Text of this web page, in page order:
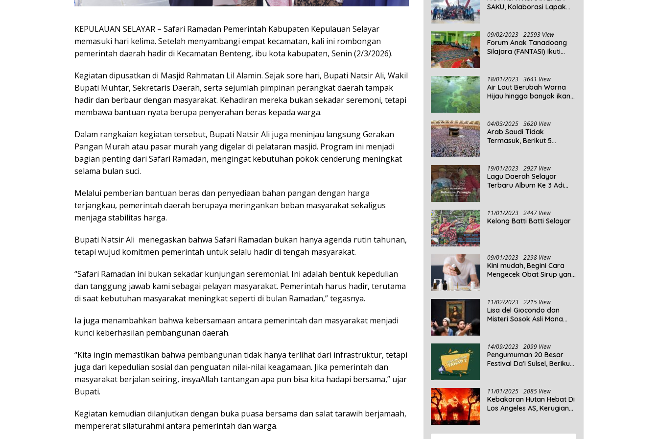
KEPULAUAN SELAYAR – Safari Ramadan Pemerintah Kabupaten Kepulauan Selayar
memasuki hari kelima. Setelah menyambangi empat kecamatan, kali ini rombongan
pemerintah daerah hadir di Kecamatan Benteng, ibu kota kabupaten, Senin (2/3/2026).
Kegiatan dipusatkan di Masjid Rahmatan Lil Alamin. Sejak sore hari, Bupati Natsir Ali, Wakil
Bupati Muhtar, Sekretaris Daerah, serta sejumlah pimpinan perangkat daerah tampak
hadir dan berbaur dengan masyarakat. Kehadiran mereka bukan sekadar seremoni, tetapi
membawa bantuan nyata berupa penyerahan beras kepada warga.
Dalam rangkaian kegiatan tersebut, Bupati Natsir Ali juga meninjau langsung Gerakan
Pangan Murah atau pasar murah yang digelar di pelataran masjid. Program ini menjadi
bagian penting dari Safari Ramadan, mengingat kebutuhan pokok cenderung meningkat
selama bulan suci.
Melalui pemberian bantuan beras dan penyediaan bahan pangan dengan harga
terjangkau, pemerintah daerah berupaya meringankan beban masyarakat sekaligus
menjaga stabilitas harga.
Bupati Natsir Ali menegaskan bahwa Safari Ramadan bukan hanya agenda rutin tahunan,
tetapi wujud komitmen pemerintah untuk selalu hadir di tengah masyarakat.
“Safari Ramadan ini bukan sekadar kunjungan seremonial. Ini adalah bentuk kepedulian
dan tanggung jawab kami sebagai pelayan masyarakat. Pemerintah harus hadir, terutama
di saat kebutuhan masyarakat meningkat seperti di bulan Ramadan,” tegasnya.
Ia juga menambahkan bahwa kebersamaan antara pemerintah dan masyarakat menjadi
kunci keberhasilan pembangunan daerah.
“Kita ingin memastikan bahwa pembangunan tidak hanya terlihat dari infrastruktur, tetapi
juga dari kepedulian sosial dan penguatan nilai-nilai keagamaan. Jika pemerintah dan
masyarakat berjalan seiring, insyaAllah tantangan apa pun bisa kita hadapi bersama,” ujar
Bupati.
Kegiatan kemudian dilanjutkan dengan buka puasa bersama dan salat tarawih berjamaah,
mempererat silaturahmi antara pemerintah dan warga.
SAKU, Kolaborasi Lapak
09/02/2023 22593 View
Forum Anak Tanadoang
Silajara (FANTASI) Ikuti
18/01/2023 3641 View
Air Laut Berubah Warna
Hijau hingga banyak ikan
04/03/2025 3620 View
Arab Saudi Tidak
Termasuk, Berikut 5
Dunia Tahun 2025
19/01/2023 2927 View
Lagu Daerah Selayar
Terbaru Album Ke 3 Adi
11/01/2023 2447 View
Kelong Batti Batti Selayar
09/01/2023 2298 View
Kini mudah, Begini Cara
Mengecek Obat Sirup yang
Aman Untuk Dikonsumsi
11/02/2023 2215 View
Lisa del Giocondo dan
Misteri Sosok Asli Mona
14/09/2023 2099 View
Pengumuman 20 Besar
Festival Da’i Sulsel, Berikut
11/01/2025 2085 View
Kebakaran Hutan Hebat Di
Los Angeles AS, Kerugian